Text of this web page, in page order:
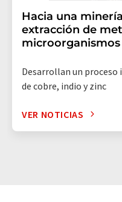
Hacia una
extracción de
microorganismos
Desarrollan un
de cobre, indio y zinc
VER NOTICIAS